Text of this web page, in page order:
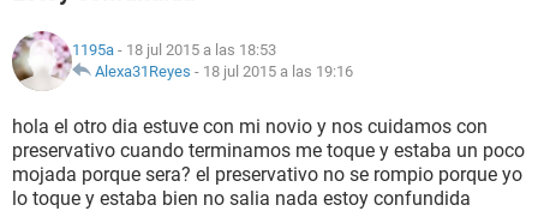
FAMILIA
NUTRICIÓN
BIENESTAR
SEXUALIDAD
1195a - 18 jul 2015 a las 18:53
Alexa31Reyes - 18 jul 2015 a las 19:16
hola el otro dia estuve con mi novio y nos cuidamos con
preservativo cuando terminamos me toque y estaba un poco
mojada porque sera? el preservativo no se rompio porque yo
lo toque y estaba bien no salia nada estoy confundida